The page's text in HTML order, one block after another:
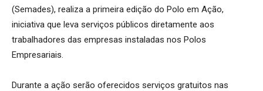
(Semades), realiza a primeira edição do Polo em Ação,
iniciativa que leva serviços públicos diretamente aos
trabalhadores das empresas instaladas nos Polos
Empresariais.
Durante a ação serão oferecidos serviços gratuitos nas